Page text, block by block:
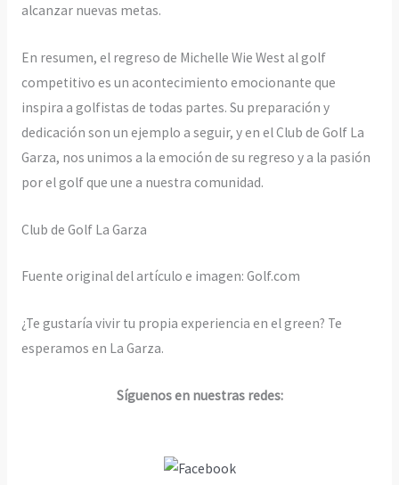
alcanzar nuevas metas.
En resumen, el regreso de Michelle Wie West al golf
competitivo es un acontecimiento emocionante que
inspira a golfistas de todas partes. Su preparación y
dedicación son un ejemplo a seguir, y en el Club de Golf La
Garza, nos unimos a la emoción de su regreso y a la pasión
por el golf que une a nuestra comunidad.
Club de Golf La Garza
Fuente original del artículo e imagen: Golf.com
¿Te gustaría vivir tu propia experiencia en el green? Te
esperamos en La Garza.
Síguenos en nuestras redes: